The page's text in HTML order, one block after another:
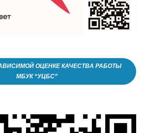
ОЦЕНКЕ КАЧЕСТВА РАБОТЫ
МБУК “УЦБС”